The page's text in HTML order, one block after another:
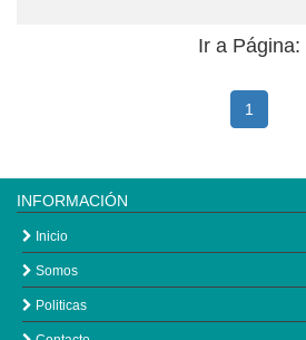
Ir a Página:
1
INFORMACIÓN
Inicio
Somos
Politicas